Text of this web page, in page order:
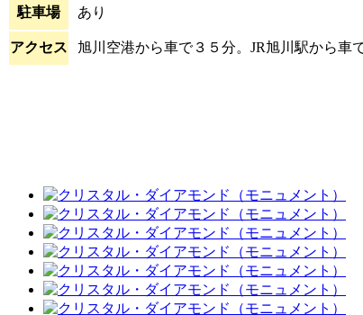
駐車場 あり
アクセス 旭川空港から車で３５分。JR旭川駅から車